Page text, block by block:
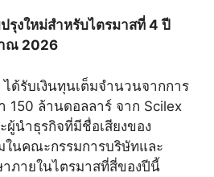
รุงใหม่สำหรับไตรมาสที่ 4 ปี
ณ 2026
ด้รับเงินทุนเต็มจำนวนจากการ
150 ล้านดอลลาร์ จาก Scilex
ผู้นำธุรกิจที่มีชื่อเสียงของ
ในคณะกรรมการบริษัทและ
ภายในไตรมาสที่สี่ของปีนี้